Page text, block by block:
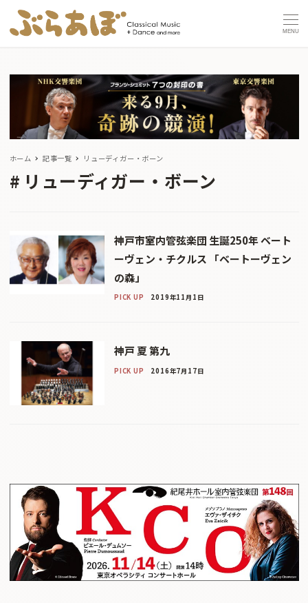
MENU
ホーム 記事一覧 リューディガー・ボーン
リューディガー・ボーン
神戸市室内管弦楽団 生誕250年 ベート
ーヴェン・チクルス 「ベートーヴェン
の森」
PICK UP 2019年11月1日
神戸 夏 第九
PICK UP 2016年7月17日